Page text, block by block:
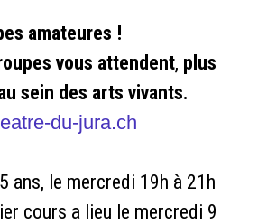
amateures !
vous attendent, plus
sein des arts vivants.
du-jura.ch
ans, le mercredi 19h à 21h
cours a lieu le mercredi 9